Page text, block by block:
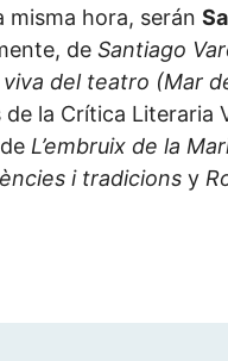
misma hora, serán
de Santiago
del teatro (Mar
de la Crítica Literaria
L’embruix de la
i tradicions y